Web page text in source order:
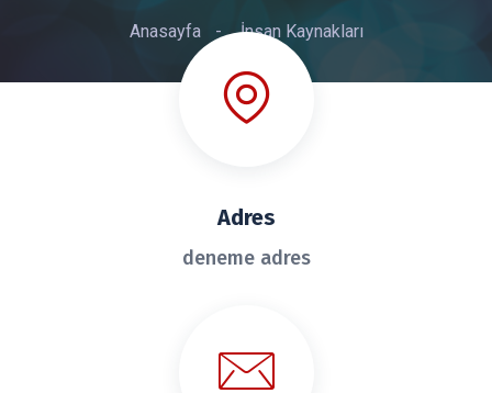
Anasayfa - İnsan Kaynakları
Adres
deneme adres